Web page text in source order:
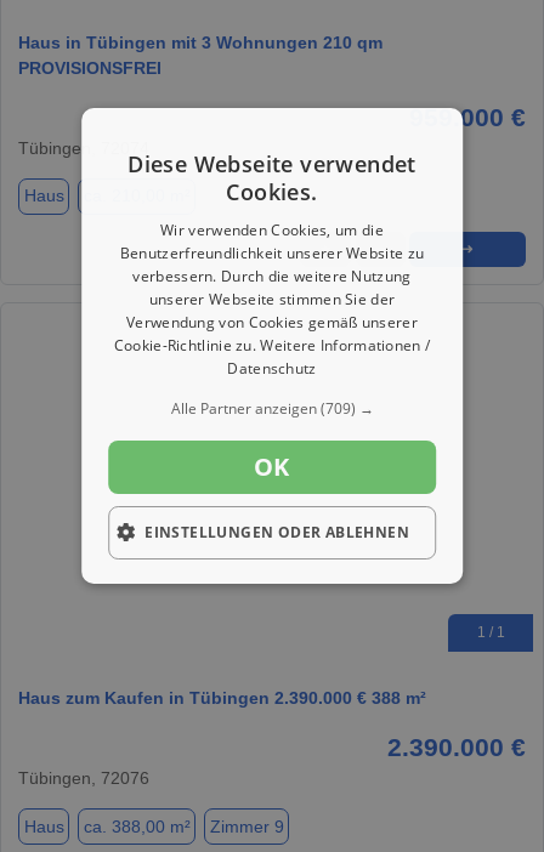
Haus in Tübingen mit 3 Wohnungen 210 qm
PROVISIONSFREI
959.000 €
Tübingen, 72074
Haus
★ ➦ ➜
1 / 1
Haus zum Kaufen in Tübingen 2.390.000 € 388 m²
2.390.000 €
Tübingen, 72076
Haus ca. 388,00 m² Zimmer 9
Diese Webseite verwendet
Cookies.
Wir verwenden Cookies, um die
Benutzerfreundlichkeit unserer Website zu
verbessern. Durch die weitere Nutzung
unserer Webseite stimmen Sie der
Verwendung von Cookies gemäß unserer
Cookie-Richtlinie zu.Weitere Informationen /
Datenschutz
Alle Partner anzeigen(709) →
OK
EINSTELLUNGEN ODER ABLEHNEN